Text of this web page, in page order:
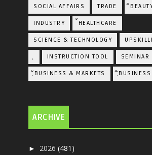
SOCIAL AFFAIRS TRADE
INDUSTRY ้HEALTHCARE
SCIENCE & TECHNOLOGY
INSTRUCTION TOOL SEMINAR
ฺัBUSINESS & MARKETS
ARCHIVE
► 2026(481)